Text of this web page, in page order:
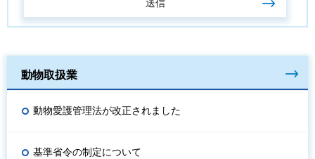
動物取扱業
動物愛護管理法が改正されました
基準省令の制定について